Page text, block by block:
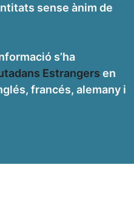
sense ànim de
s’ha
Estrangers en
francés, alemany i